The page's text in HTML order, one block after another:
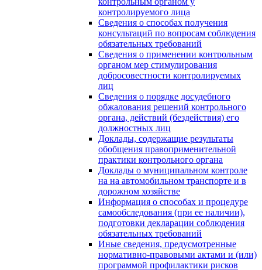
контролируемого лица
Сведения о способах получения
консультаций по вопросам соблюдения
обязательных требований
Сведения о применении контрольным
органом мер стимулирования
добросовестности контролируемых
лиц
Сведения о порядке досудебного
обжалования решений контрольного
органа, действий (бездействия) его
должностных лиц
Доклады, содержащие результаты
обобщения правоприменительной
практики контрольного органа
Доклады о муниципальном контроле
на на автомобильном транспорте и в
дорожном хозяйстве
Информация о способах и процедуре
самообследования (при ее наличии),
подготовки декларации соблюдения
обязательных требований
Иные сведения, предусмотренные
нормативно-правовыми актами и (или)
программой профилактики рисков